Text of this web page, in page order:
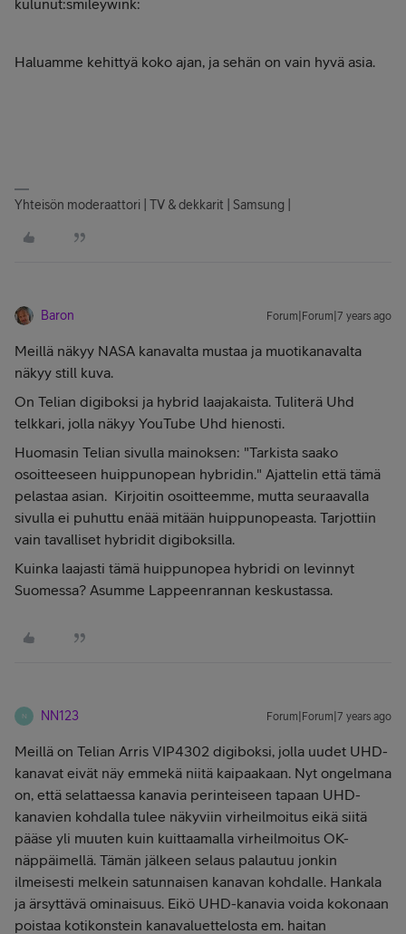
kulunut:smileywink:
Haluamme kehittyä koko ajan, ja sehän on vain hyvä asia.
Yhteisön moderaattori | TV & dekkarit | Samsung |
Baron Forum|Forum|7 years ago
Meillä näkyy NASA kanavalta mustaa ja muotikanavalta
näkyy still kuva.
On Telian digiboksi ja hybrid laajakaista. Tuliterä Uhd
telkkari, jolla näkyy YouTube Uhd hienosti.
Huomasin Telian sivulla mainoksen: "Tarkista saako
osoitteeseen huippunopean hybridin." Ajattelin että tämä
pelastaa asian. Kirjoitin osoitteemme, mutta seuraavalla
sivulla ei puhuttu enää mitään huippunopeasta. Tarjottiin
vain tavalliset hybridit digiboksilla.
Kuinka laajasti tämä huippunopea hybridi on levinnyt
Suomessa? Asumme Lappeenrannan keskustassa.
N NN123 Forum|Forum|7 years ago
Meillä on Telian Arris VIP4302 digiboksi, jolla uudet UHD-
kanavat eivät näy emmekä niitä kaipaakaan. Nyt ongelmana
on, että selattaessa kanavia perinteiseen tapaan UHD-
kanavien kohdalla tulee näkyviin virheilmoitus eikä siitä
pääse yli muuten kuin kuittaamalla virheilmoitus OK-
näppäimellä. Tämän jälkeen selaus palautuu jonkin
ilmeisesti melkein satunnaisen kanavan kohdalle. Hankala
ja ärsyttävä ominaisuus. Eikö UHD-kanavia voida kokonaan
poistaa kotikonstein kanavaluettelosta em. haitan